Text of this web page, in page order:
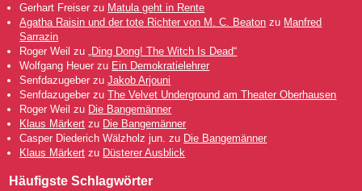
Gerhart Freiser zu Matula geht in Rente
Agatha Raisin und der tote Richter von M. C. Beaton zu Manfred
Sarrazin
Roger Weil zu
„Ding Dong! The Witch Is Dead“
Wolfgang Heuer zu Ein Demokratielehrer
Senfdazugeber zuJakob Arjouni
Senfdazugeber zuThe Velvet Underground am Theater Oberhausen
Roger Weil zu Die Bangemänner
Klaus Märkert zu Die Bangemänner
Casper Diederich Wälzholz jun. zu Die Bangemänner
Klaus Märkert zu Düsterer Ausblick
Häufigste Schlagwörter